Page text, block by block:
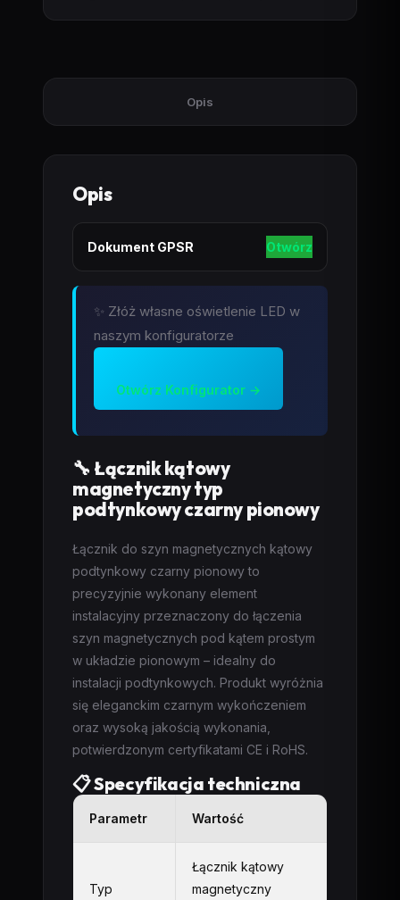
Opis
Opis
Dokument GPSR Otwórz
✨ Złóż własne oświetlenie LED w
naszym konfiguratorze
Otwórz Konfigurator →
🔧 Łącznik kątowy
magnetyczny typ
podtynkowy czarny pionowy
Łącznik do szyn magnetycznych kątowy
podtynkowy czarny pionowy to
precyzyjnie wykonany element
instalacyjny przeznaczony do łączenia
szyn magnetycznych pod kątem prostym
w układzie pionowym – idealny do
instalacji podtynkowych. Produkt wyróżnia
się eleganckim czarnym wykończeniem
oraz wysoką jakością wykonania,
potwierdzonym certyfikatami CE i RoHS.
📋 Specyfikacja techniczna
Parametr Wartość
Typ
Łącznik kątowy
magnetyczny